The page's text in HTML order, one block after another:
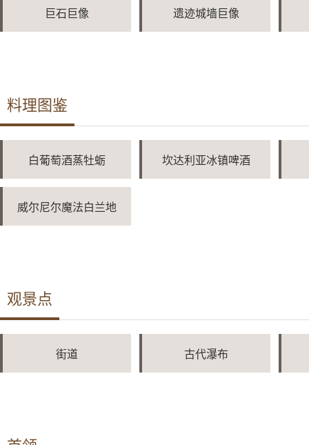
巨石巨像 遗迹城墙巨像
料理图鉴
白葡萄酒蒸牡蛎 坎达利亚冰镇啤酒
威尔尼尔魔法白兰地
观景点
街道 古代瀑布